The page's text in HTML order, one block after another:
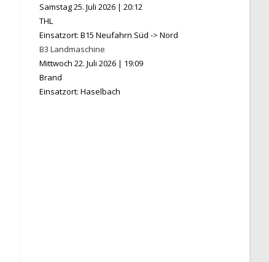
Samstag 25. Juli 2026 |20:12
THL
Einsatzort: B15 Neufahrn Süd -> Nord
B3 Landmaschine
Mittwoch 22. Juli 2026 | 19:09
Brand
Einsatzort: Haselbach